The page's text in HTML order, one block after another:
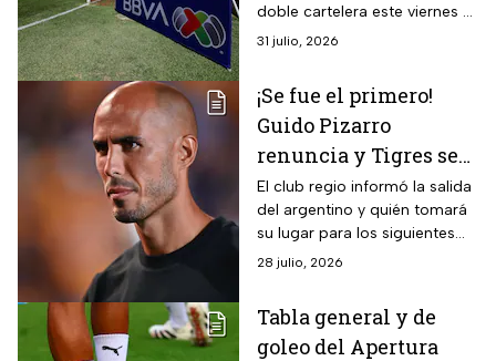
doble cartelera este viernes 31
de julio
31 julio, 2026
¡Se fue el primero!
Guido Pizarro
renuncia y Tigres se
queda sin técnico
El club regio informó la salida
del argentino y quién tomará
su lugar para los siguientes
compromisos
28 julio, 2026
Tabla general y de
goleo del Apertura